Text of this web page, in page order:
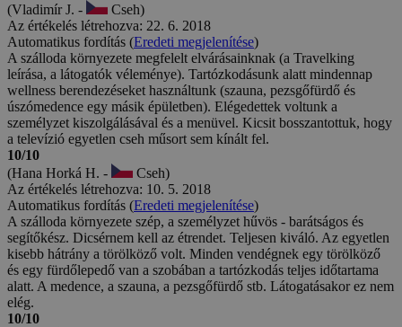
(Vladimír J. -
Cseh)
Az értékelés létrehozva: 22. 6. 2018
Automatikus fordítás (Eredeti megjelenítése)
A szálloda környezete megfelelt elvárásainknak (a Travelking
leírása, a látogatók véleménye). Tartózkodásunk alatt mindennap
wellness berendezéseket használtunk (szauna, pezsgőfürdő és
úszómedence egy másik épületben). Elégedettek voltunk a
személyzet kiszolgálásával és a menüvel. Kicsit bosszantottuk, hogy
a televízió egyetlen cseh műsort sem kínált fel.
10/10
(Hana Horká H. -
Cseh)
Az értékelés létrehozva: 10. 5. 2018
Automatikus fordítás (Eredeti megjelenítése)
A szálloda környezete szép, a személyzet hűvös - barátságos és
segítőkész. Dicsérnem kell az étrendet. Teljesen kiváló. Az egyetlen
kisebb hátrány a törölköző volt. Minden vendégnek egy törölköző
és egy fürdőlepedő van a szobában a tartózkodás teljes időtartama
alatt. A medence, a szauna, a pezsgőfürdő stb. Látogatásakor ez nem
elég.
10/10